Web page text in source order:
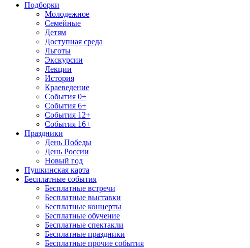
Подборки
Молодежное
Семейные
Детям
Доступная среда
Льготы
Экскурсии
Лекции
История
Краеведение
События 0+
События 6+
События 12+
События 16+
Праздники
День Победы
День России
Новый год
Пушкинская карта
Бесплатные события
Бесплатные встречи
Бесплатные выставки
Бесплатные концерты
Бесплатные обучение
Бесплатные спектакли
Бесплатные праздники
Бесплатные прочие события